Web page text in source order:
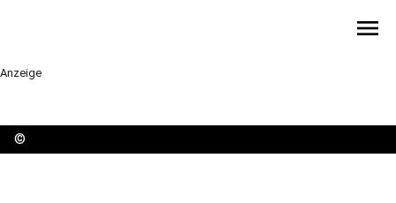
menu
Anzeige
©